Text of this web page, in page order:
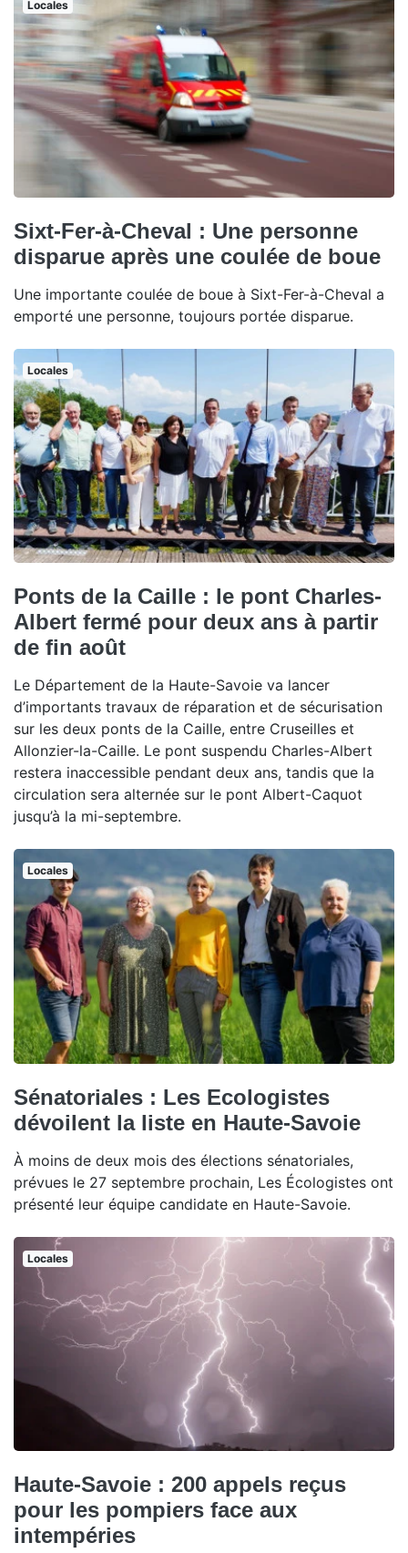
Locales
Sixt-Fer-à-Cheval : Une personne
disparue après une coulée de boue
Une importante coulée de boue à Sixt-Fer-à-Cheval a
emporté une personne, toujours portée disparue.
Locales
Ponts de la Caille : le pont Charles-
Albert fermé pour deux ans à partir
de fin août
Le Département de la Haute-Savoie va lancer
d’importants travaux de réparation et de sécurisation
sur les deux ponts de la Caille, entre Cruseilles et
Allonzier-la-Caille. Le pont suspendu Charles-Albert
restera inaccessible pendant deux ans, tandis que la
circulation sera alternée sur le pont Albert-Caquot
jusqu’à la mi-septembre.
Locales
Sénatoriales : Les Ecologistes
dévoilent la liste en Haute-Savoie
À moins de deux mois des élections sénatoriales,
prévues le 27 septembre prochain, Les Écologistes ont
présenté leur équipe candidate en Haute-Savoie.
Locales
Haute-Savoie : 200 appels reçus
pour les pompiers face aux
intempéries